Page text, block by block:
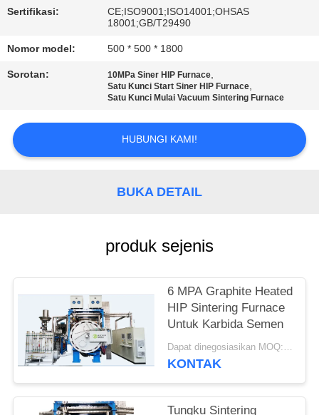
KUTIPAN
KEBIJAKAN
Sertifikasi:
CE;ISO9001;ISO14001;OHSAS
18001;GB/T29490
Nomor model: 500 * 500 * 1800
Sorotan: 10MPa Siner HIP Furnace,
Satu Kunci Start Siner HIP Furnace,
Satu Kunci Mulai Vacuum Sintering Furnace
HUBUNGI KAMI!
BUKA DETAIL
produk sejenis
6 MPA Graphite Heated
HIP Sintering Furnace
Untuk Karbida Semen
Dapat dinegosiasikan MOQ:1 set
KONTAK
Tungku Sintering